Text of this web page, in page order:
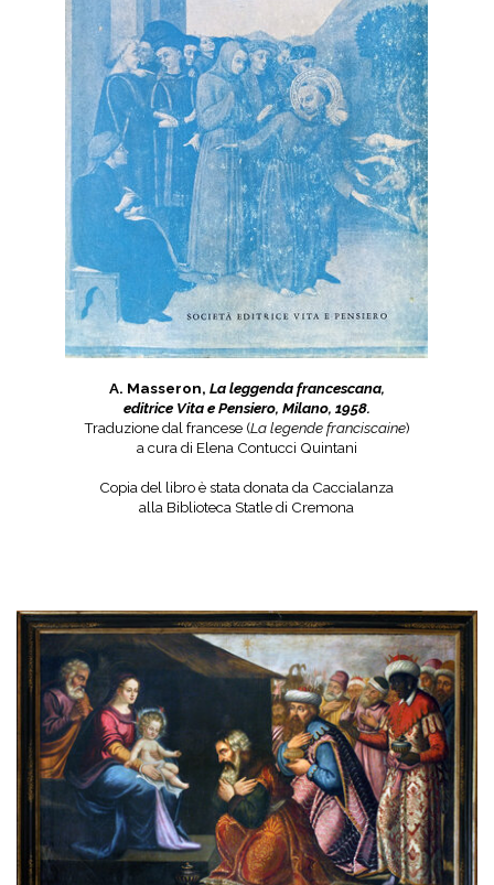
A. Masseron, La leggenda francescana,
editrice Vita e Pensiero, Milano, 1958.
Traduzione dal francese (La legende franciscaine)
a cura di Elena Contucci Quintani
Copia del libro è stata donata da Caccialanza
alla Biblioteca Statle di Cremona